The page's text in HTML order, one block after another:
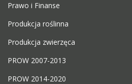
Prawo i Finanse
Produkcja roślinna
Produkcja zwierzęca
PROW 2007-2013
PROW 2014-2020